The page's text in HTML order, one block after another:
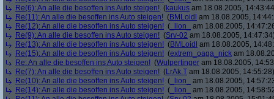
Re(6): An alle die besoffen ins Auto steigen! (kaukus am 18.08.2005,
Re(11): An alle die besoffen ins Auto steigen! (BMLoidl am 18.08.2005,
Re(12): An alle die besoffen ins Auto steigen! ( _lion_
am 18.08.2005,
Re(9): An alle die besoffen ins Auto steigen! (Srv-02 am 18.08.2005,
Re(13): An alle die besoffen ins Auto steigen! (BMLoidl am 18.08.2005,
Re(15): An alle die besoffen ins Auto steigen! (extrem_oaga_nick am
Re: An alle die besoffen ins Auto steigen! (Wulpertinger am 18.08.2005,
Re(7): An alle die besoffen ins Auto steigen! (LrAk.T am 18.08.2005, 14:55:28)
Re(10): An alle die besoffen ins Auto steigen! ( _lion_
am 18.08.2005,
Re(14): An alle die besoffen ins Auto steigen! ( _lion_
am 18.08.2005,